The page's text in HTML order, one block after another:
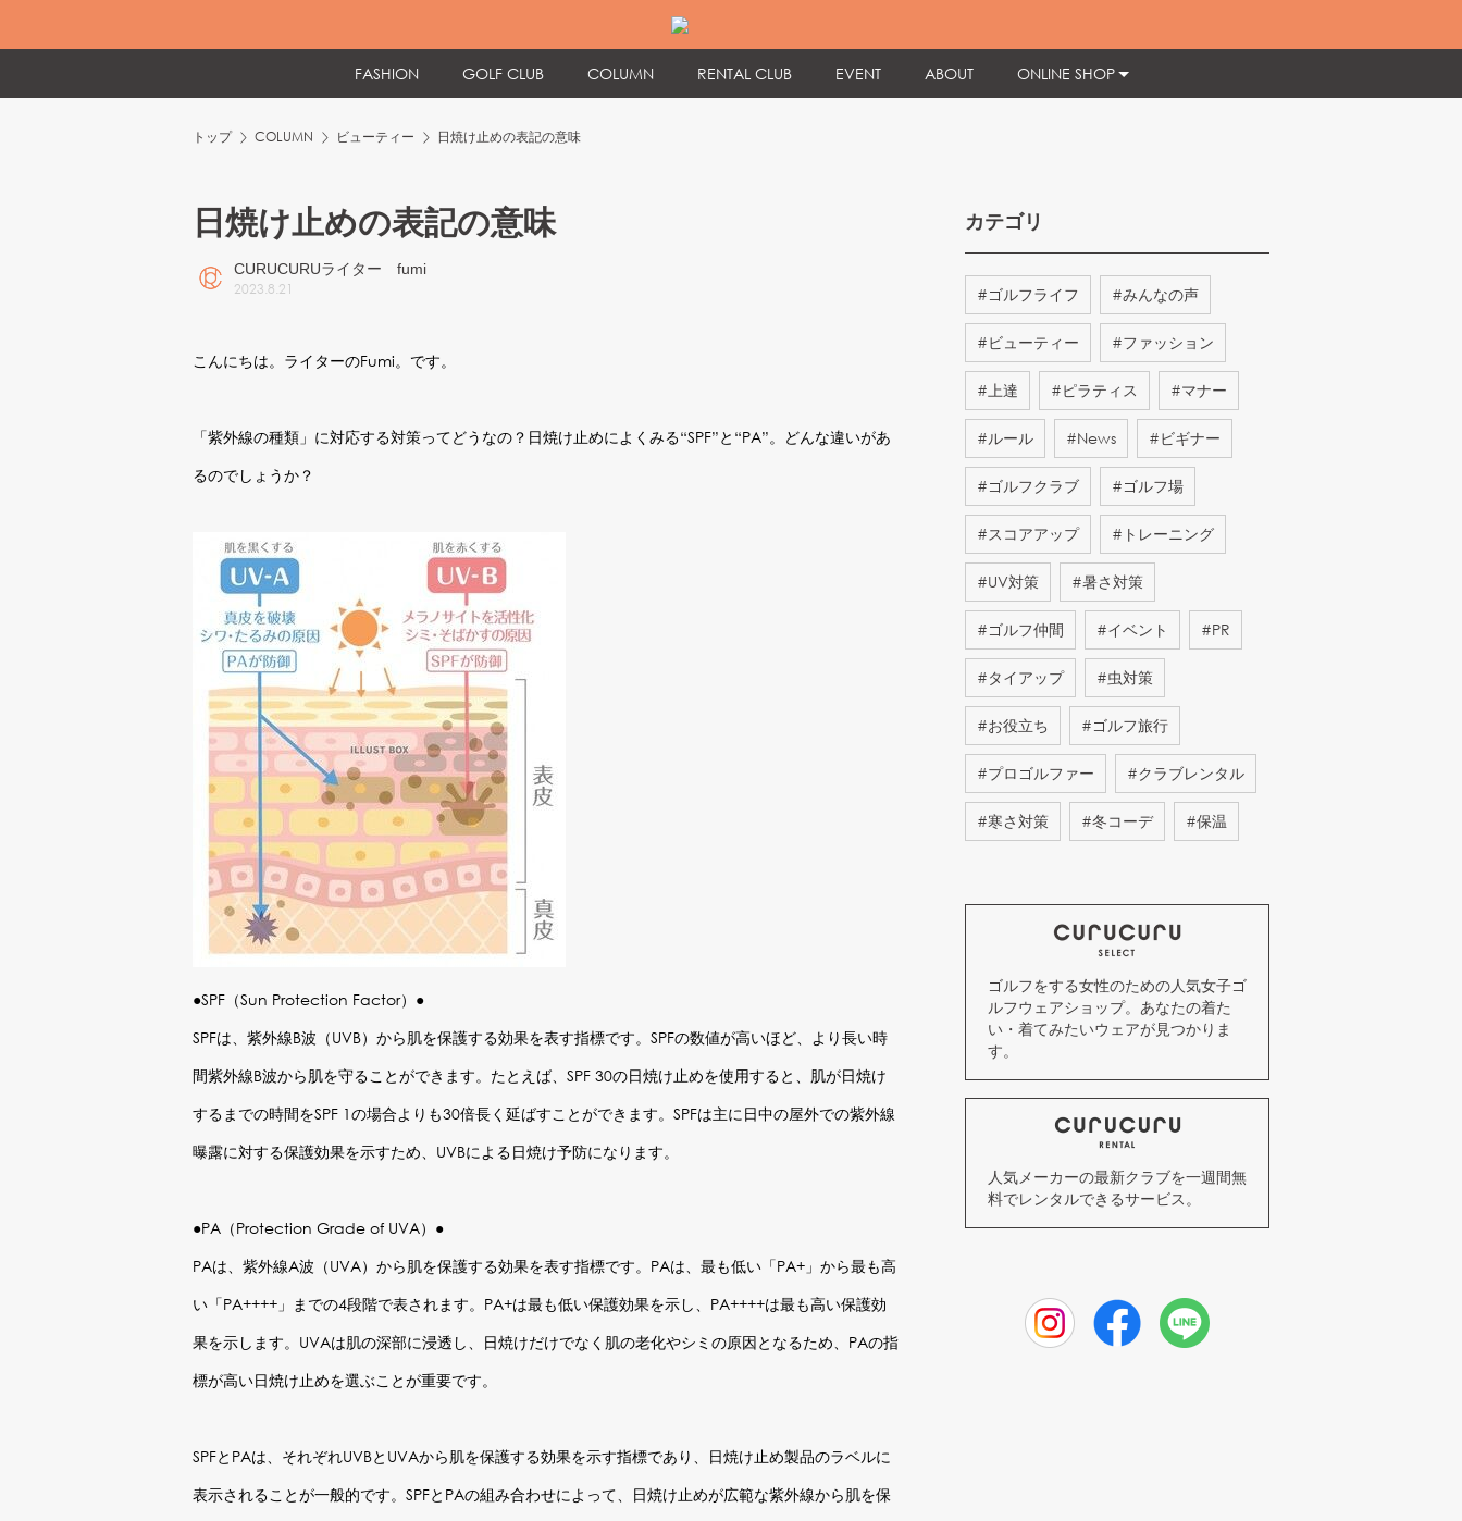
FASHION GOLF CLUB COLUMN RENTAL CLUB EVENT ABOUT ONLINE SHOP
トップ COLUMN ビューティー 日焼け止めの表記の意味
日焼け止めの表記の意味
CURUCURUライター fumi
2023.8.21
こんにちは。ライターのFumi。です。
「紫外線の種類」に対応する対策ってどうなの？日焼け止めによくみる“SPF”と“PA”。どんな違いがあ
るのでしょうか？
●SPF（Sun Protection Factor）●
SPFは、紫外線B波（UVB）から肌を保護する効果を表す指標です。SPFの数値が高いほど、より長い時
間紫外線B波から肌を守ることができます。たとえば、SPF 30の日焼け止めを使用すると、肌が日焼け
するまでの時間をSPF 1の場合よりも30倍長く延ばすことができます。SPFは主に日中の屋外での紫外線
曝露に対する保護効果を示すため、UVBによる日焼け予防になります。
●PA（Protection Grade of UVA）●
PAは、紫外線A波（UVA）から肌を保護する効果を表す指標です。PAは、最も低い「PA+」から最も高
い「PA++++」までの4段階で表されます。PA+は最も低い保護効果を示し、PA++++は最も高い保護効
果を示します。UVAは肌の深部に浸透し、日焼けだけでなく肌の老化やシミの原因となるため、PAの指
標が高い日焼け止めを選ぶことが重要です。
SPFとPAは、それぞれUVBとUVAから肌を保護する効果を示す指標であり、日焼け止め製品のラベルに
表示されることが一般的です。SPFとPAの組み合わせによって、日焼け止めが広範な紫外線から肌を保
カテゴリ
#ゴルフライフ #みんなの声
#ビューティー #ファッション
#上達 #ピラティス #マナー
#ルール #News #ビギナー
#ゴルフクラブ #ゴルフ場
#スコアアップ # トレーニング
#UV対策 #暑さ対策
#ゴルフ仲間 #イベント #PR
#タイアップ #虫対策
#お役立ち #ゴルフ旅行
#プロゴルファー #クラブレンタル
#寒さ対策 #冬コーデ #保温
ゴルフをする女性のための人気女子ゴ
ルフウェアショップ。あなたの着た
い・着てみたいウェアが見つかりま
す。
人気メーカーの最新クラブを一週間無
料でレンタルできるサービス。